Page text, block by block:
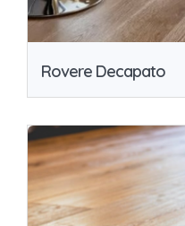
Rovere Decapato